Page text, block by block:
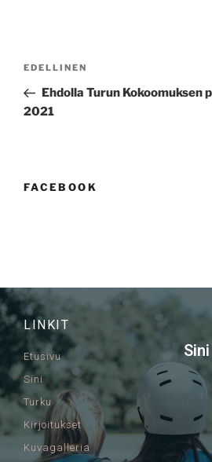
EDELLINEN
Ehdolla Turun Kokoomuksen
2021
FACEBOOK
LINKIT
Etusivu
Sini
Turku
Kirjoitukset
Kuvagalleria